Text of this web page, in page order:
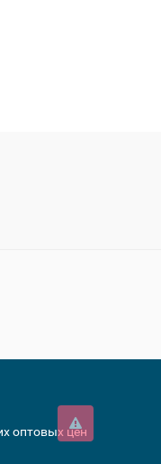
оптовых цен